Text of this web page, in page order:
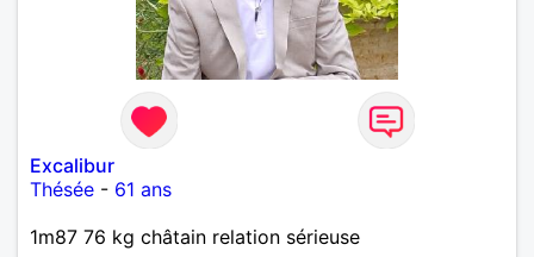
Excalibur
Thésée - 61 ans
1m87 76 kg châtain relation sérieuse